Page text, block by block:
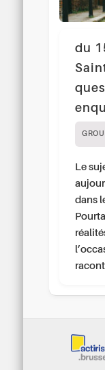
du
Le
dans